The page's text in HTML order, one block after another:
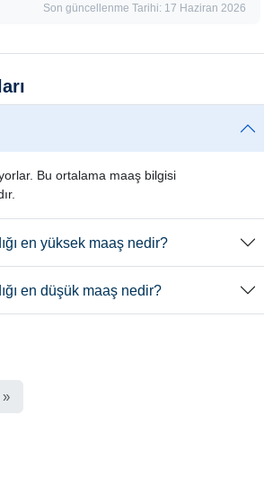
Son güncellenme Tarihi: 17 Haziran 2026
Bu ortalama maaş bilgisi
en yüksek maaş nedir?
en düşük maaş nedir?
»